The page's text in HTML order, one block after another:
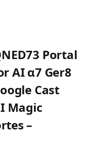
Portal
AI α7 Ger8
Cast
Magic
–